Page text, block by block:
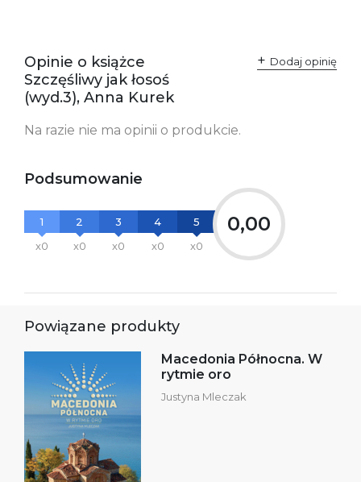
Opinie o książce
Szczęśliwy jak łosoś
(wyd.3), Anna Kurek
Dodaj opinię
Na razie nie ma opinii o produkcie.
Podsumowanie
1
x0
2
x0
3
x0
4
x0
5
x0
0,00
Powiązane produkty
Macedonia Północna. W
rytmie oro
Justyna Mleczak